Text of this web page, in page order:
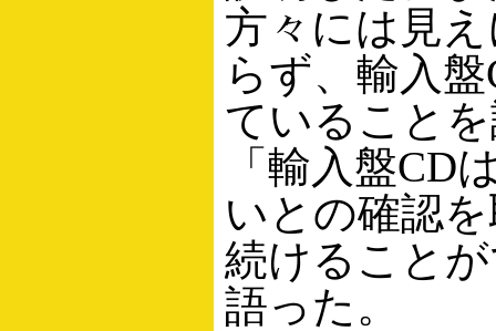
方々には見
らず、輸入
ていること
「輸入盤CD
いとの確認
続けること
語った。